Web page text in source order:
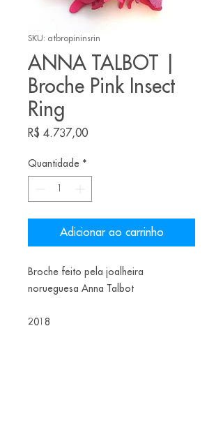
SKU: atbropininsrin
ANNA TALBOT |
Broche Pink Insect
Ring
R$ 4.737,00Preço
Quantidade *
Adicionar ao carrinho
Broche feito pela joalheira
norueguesa Anna Talbot
2018